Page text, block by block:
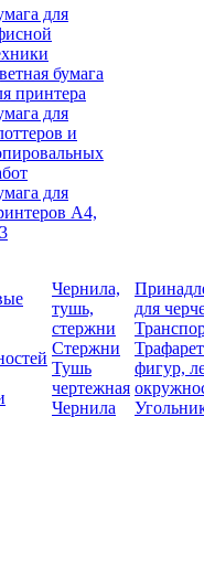
для
бумага
принтера
для
и
для
А4,
Чернила,
тушь,
стержни
Стержни
Тушь
чертежная
Чернила
для
фигур,